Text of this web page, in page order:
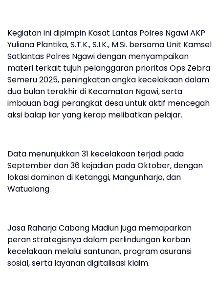
Kegiatan ini dipimpin Kasat Lantas Polres Ngawi AKP
Yuliana Plantika, S.T.K., S.I.K., M.Si. bersama Unit Kamsel
Satlantas Polres Ngawi dengan menyampaikan
materi terkait tujuh pelanggaran prioritas Ops Zebra
Semeru 2025, peningkatan angka kecelakaan dalam
dua bulan terakhir di Kecamatan Ngawi, serta
imbauan bagi perangkat desa untuk aktif mencegah
aksi balap liar yang kerap melibatkan pelajar.
Data menunjukkan 31 kecelakaan terjadi pada
September dan 36 kejadian pada Oktober, dengan
lokasi dominan di Ketanggi, Mangunharjo, dan
Watualang.
Jasa Raharja Cabang Madiun juga memaparkan
peran strategisnya dalam perlindungan korban
kecelakaan melalui santunan, program asuransi
sosial, serta layanan digitalisasi klaim.